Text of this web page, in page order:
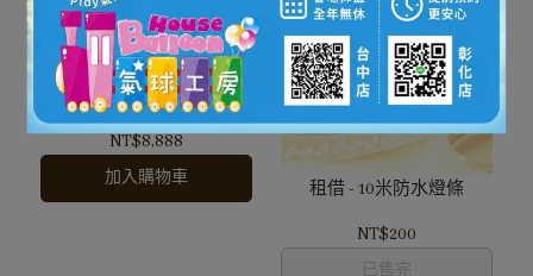
小蠻腰剪綵花柱
NT$8,888
加入購物車
租借 - 10米防水燈條
NT$200
已售完